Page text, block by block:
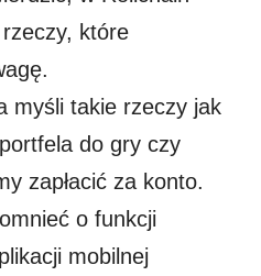
które
myśli takie rzeczy jak
do gry czy
zapłacić za konto.
o funkcji
mobilnej